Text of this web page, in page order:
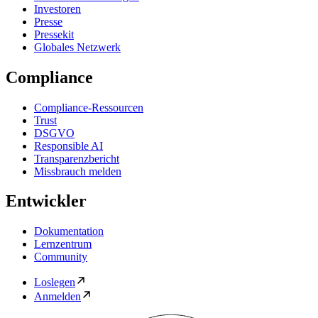
Investoren
Presse
Pressekit
Globales Netzwerk
Compliance
Compliance-Ressourcen
Trust
DSGVO
Responsible AI
Transparenzbericht
Missbrauch melden
Entwickler
Dokumentation
Lernzentrum
Community
Loslegen
Anmelden